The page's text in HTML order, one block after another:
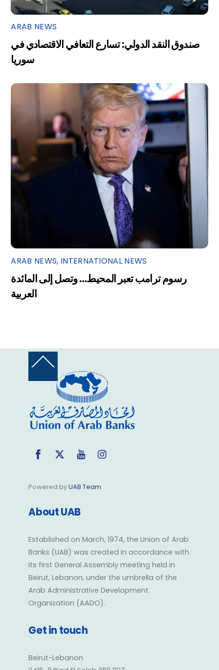
ARAB NEWS
صندوق النقد الدولي: تسارع التعافي الاقتصادي في
سوريا
ARAB NEWS, INTERNATIONAL NEWS
رسوم ترامب تعبر المحيط… وتصل إلى المائدة
العربية
Back
Top
FacebookTwitter YouTube
Powered byUAB Team
About UAB
Established on March, 1974, the Union of Arab
Banks (UAB) was created in accordance with
its first General Assembly meeting held in
Beirut, Lebanon, under the umbrella of the
Arab Administrative Development
Organization (AADO).
Get in touch
Beirut-Lebanon